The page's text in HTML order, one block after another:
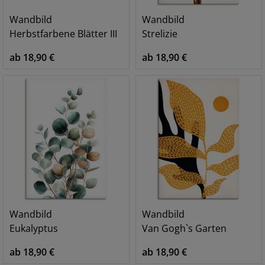
Wandbild
Herbstfarbene Blätter III
ab 18,90 €
Wandbild
Strelizie
ab 18,90 €
Wandbild
Eukalyptus
ab 18,90 €
Wandbild
Van Gogh`s Garten
ab 18,90 €